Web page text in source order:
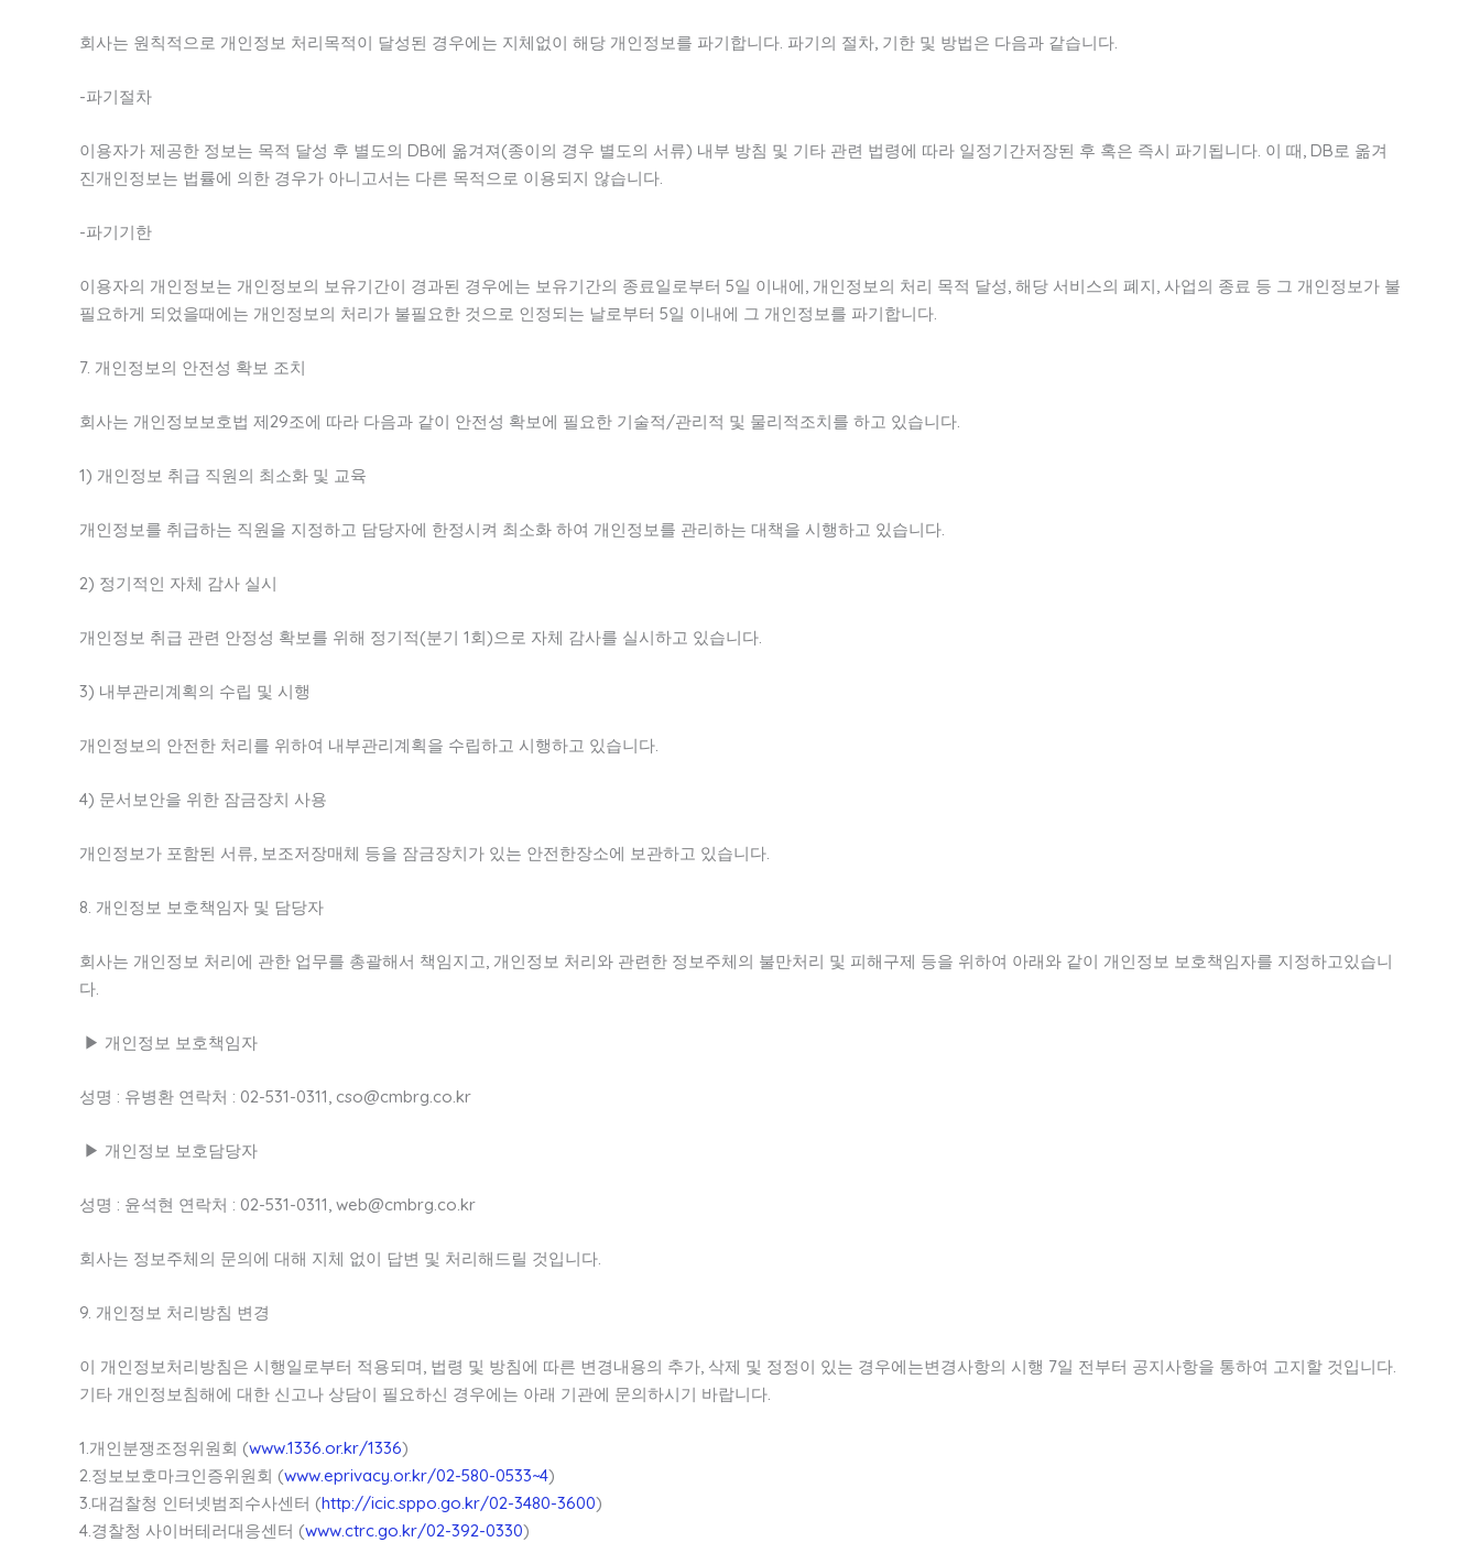
회사는 원칙적으로 개인정보 처리목적이 달성된 경우에는 지체없이 해당 개인정보를 파기합니다. 파기의 절차, 기한 및 방법은 다음과 같습니다.
-파기절차
이용자가 제공한 정보는 목적 달성 후 별도의 DB에 옮겨져(종이의 경우 별도의 서류) 내부 방침 및 기타 관련 법령에 따라 일정기간저장된 후 혹은 즉시 파기됩니다. 이 때, DB로 옮겨
진개인정보는 법률에 의한 경우가 아니고서는 다른 목적으로 이용되지 않습니다.
-파기기한
이용자의 개인정보는 개인정보의 보유기간이 경과된 경우에는 보유기간의 종료일로부터 5일 이내에, 개인정보의 처리 목적 달성, 해당 서비스의 폐지, 사업의 종료 등 그 개인정보가 불
필요하게 되었을때에는 개인정보의 처리가 불필요한 것으로 인정되는 날로부터 5일 이내에 그 개인정보를 파기합니다.
7. 개인정보의 안전성 확보 조치
회사는 개인정보보호법 제29조에 따라 다음과 같이 안전성 확보에 필요한 기술적/관리적 및 물리적조치를 하고 있습니다.
1) 개인정보 취급 직원의 최소화 및 교육
개인정보를 취급하는 직원을 지정하고 담당자에 한정시켜 최소화 하여 개인정보를 관리하는 대책을 시행하고 있습니다.
2) 정기적인 자체 감사 실시
개인정보 취급 관련 안정성 확보를 위해 정기적(분기 1회)으로 자체 감사를 실시하고 있습니다.
3) 내부관리계획의 수립 및 시행
개인정보의 안전한 처리를 위하여 내부관리계획을 수립하고 시행하고 있습니다.
4) 문서보안을 위한 잠금장치 사용
개인정보가 포함된 서류, 보조저장매체 등을 잠금장치가 있는 안전한장소에 보관하고 있습니다.
8. 개인정보 보호책임자 및 담당자
회사는 개인정보 처리에 관한 업무를 총괄해서 책임지고, 개인정보 처리와 관련한 정보주체의 불만처리 및 피해구제 등을 위하여 아래와 같이 개인정보 보호책임자를 지정하고있습니
다.
▶ 개인정보 보호책임자
성명 : 유병환 연락처 : 02-531-0311, cso@cmbrg.co.kr
▶ 개인정보 보호담당자
성명 : 윤석현 연락처 : 02-531-0311, web@cmbrg.co.kr
회사는 정보주체의 문의에 대해 지체 없이 답변 및 처리해드릴 것입니다.
9. 개인정보 처리방침 변경
이 개인정보처리방침은 시행일로부터 적용되며, 법령 및 방침에 따른 변경내용의 추가, 삭제 및 정정이 있는 경우에는변경사항의 시행 7일 전부터 공지사항을 통하여 고지할 것입니다.
기타 개인정보침해에 대한 신고나 상담이 필요하신 경우에는 아래 기관에 문의하시기 바랍니다.
1.개인분쟁조정위원회 (www.1336.or.kr/1336)
2.정보보호마크인증위원회 (www.eprivacy.or.kr/02-580-0533~4)
3.대검찰청 인터넷범죄수사센터 (http://icic.sppo.go.kr/02-3480-3600)
4.경찰청 사이버테러대응센터 (www.ctrc.go.kr/02-392-0330)